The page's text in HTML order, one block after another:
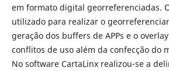
em formato digital georreferenciadas.
utilizado para realizar o
geração dos buffers de APPs e o
conflitos de uso além da confecção do
No software CartaLinx realizou-se a